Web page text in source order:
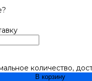
количество,
В корзину